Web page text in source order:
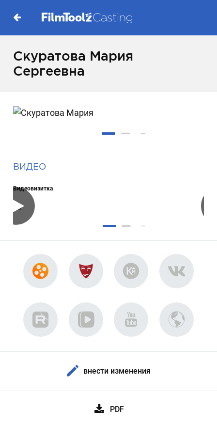
Скуратова Мария
Сергеевна
ВИДЕО
Видеовизитка
внести изменения
PDF